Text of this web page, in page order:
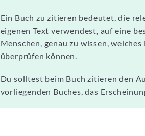
Ein Buch zu zitieren bedeutet, die
eigenen Text verwendest, auf eine
Menschen, genau zu wissen,
überprüfen können.
Du solltest beim Buch zitieren den
vorliegenden Buches, das